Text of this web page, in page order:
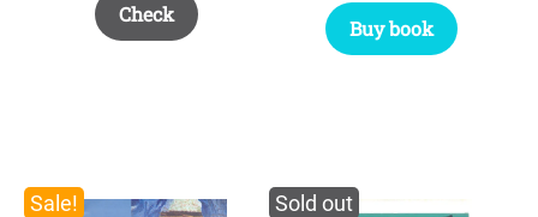
Check
Buy book
Sale! Sold out